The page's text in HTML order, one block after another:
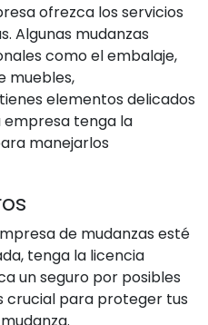
ofrezca los servicios
Algunas mudanzas
como el embalaje,
muebles,
elementos delicados
empresa tenga la
manejarlos
de mudanzas esté
tenga la licencia
un seguro por posibles
crucial para proteger tus